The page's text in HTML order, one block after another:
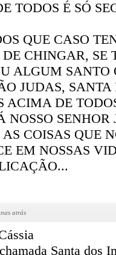
TODOS É SÓ
QUE CASO
CHINGAR, SE
ALGUM SANTO
JUDAS, SANTA
ACIMA DE
NOSSO SENHOR
COISAS QUE
EM NOSSAS
atrás
Santa dos